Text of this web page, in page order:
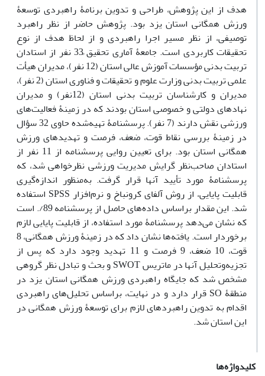
هدف از این پژوهش، طراحی و تدوین برنامۀ راهبردی توسعۀ
ورزش همگانی استان یزد بود. پژوهش حاضر از نظر راهبرد
توصیفی، از نظر مسیر اجرا راهبردی و از لحاظ هدف از نوع
تحقیقات کاربردی است. جامعۀ آماری تحقیق ً33 نفر از استادان
تربیت بدنی مؤسسات آموزش عالی استان (12 نفر)، مدیران هیأت
علمی تربیت بدنی وزارت علوم و تحقیقات و فناوری استان (2 نفر)،
مدیران و کارشناسان تربیت بدنی استان (12نفر) و مدیران
نهادهای دولتی و خصوصی استان بودند که در زمینۀ فعالیت‌های
ورزشی نقش دارند (7 نفر). پرسشنامۀ تهیه‌شده حاوی 32 سؤال
در زمینۀ بررسی نقاط قوت، ضعف، فرصت و تهدیدهای ورزش
همگانی استان بود. برای تعیین روایی پرسشنامه از 11 نفر از
استادان صاحب‌نظر گرایش مدیریت ورزشی نظرخواهی شد، که
پرسشنامۀ مورد تأیید آنها قرار گرفت. به‌منظور اندازه‌گیری
قابلیت پایایی، از روش آلفای کرونباخ و نرم‌افزار SPSS استفاده
شد. این مقدار براساس داده‌های حاصل از پرسشنامه 89/. است
که نشان می‌دهد پرسشنامۀ مورد استفاده، از قابلیت پایایی لازم
برخوردار است. یافته‌ها نشان داد که در زمینۀ ورزش همگانی، 8
قوت، 10 ضعف، 9 فرصت و 11 تهدید وجود دارد که پس از
تجزیه‌وتحلیل آنها در ماتریس SWOT و بحث و تبادل نظر گروهی
مشخص شد که جایگاه راهبردی ورزش همگانی استان یزد در
منطقۀ SO قرار دارد و در نهایت، براساس تحلیل‌های راهبردی
اقدام به تدوین راهبردهای لازم برای توسعۀ ورزش همگانی در
این استان شد.
کلیدواژه‌ها